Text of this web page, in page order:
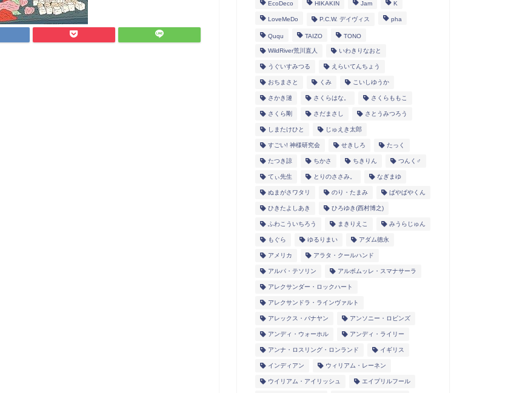
EcoDeco HIKAKIN Jam K
LoveMeDo P.C.W. デイヴィス pha
Ququ TAIZO TONO
WildRiver荒川直人 いわきりなおと
うぐいすみつる えらいてんちょう
おちまさと くみ こいしゆうか
さかき漣 さくらはな。 さくらももこ
さくら剛 さだまさし さとうみつろう
しまたけひと じゅえき太郎
すごい! 神様研究会 せきしろ たっく
たつき諒 ちかさ ちきりん つんく♂
てぃ先生 とりのささみ。 なぎまゆ
ぬまがさワタリ のり・たまみ ぱやぱやくん
ひきたよしあき ひろゆき(西村博之)
ふわこういちろう まきりえこ みうらじゅん
もぐら ゆるりまい アダム徳永
アメリカ アラタ・クールハンド
アルパ・テソリン アルボムッレ・スマナサーラ
アレクサンダー・ロックハート
アレクサンドラ・ラインヴァルト
アレックス・バナヤン アンソニー・ロビンズ
アンディ・ウォーホル アンディ・ライリー
アンナ・ロスリング・ロンランド イギリス
インディアン ウィリアム・レーネン
ウイリアム・アイリッシュ エイプリルフール